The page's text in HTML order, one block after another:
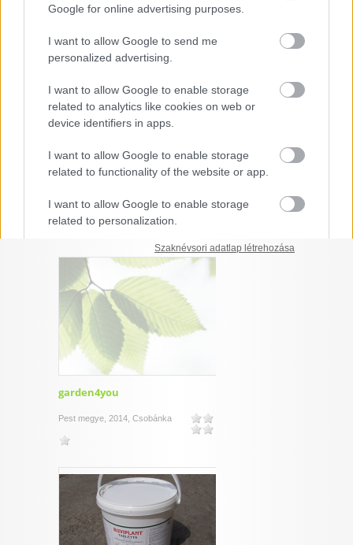
Google for online advertising purposes.
I want to allow Google to send me
personalized advertising.
I want to allow Google to enable storage
related to analytics like cookies on web or
device identifiers in apps.
I want to allow Google to enable storage
related to functionality of the website or app.
I want to allow Google to enable storage
related to personalization.
I want to allow Google to enable storage
related to security, including authentication
functionality and fraud prevention, and other
user protection.
CONFIRM
Data Deletion Data Access
11
2
5
3
3
11
2
5
3
3
Szaknévsori adatlap létrehozása
garden4you
Pest megye, 2014, Csobánka